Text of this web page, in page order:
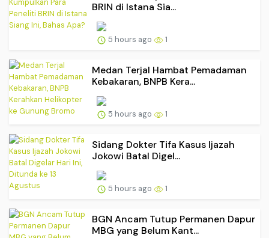
BRIN di Istana Sia...
5 hours ago 1
Medan Terjal Hambat Pemadaman
Kebakaran, BNPB Kera...
5 hours ago 1
Sidang Dokter Tifa Kasus Ijazah
Jokowi Batal Digel...
5 hours ago 1
BGN Ancam Tutup Permanen Dapur
MBG yang Belum Kant...